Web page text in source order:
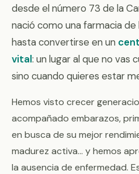
desde el número 73 de la
nació como una farmacia
hasta convertirse en un
vital: un lugar al que no vas
sino cuando quieres estar
Hemos visto crecer
acompañado embarazos,
en busca de su mejor
madurez activa... y hemos
la ausencia de enfermedad.